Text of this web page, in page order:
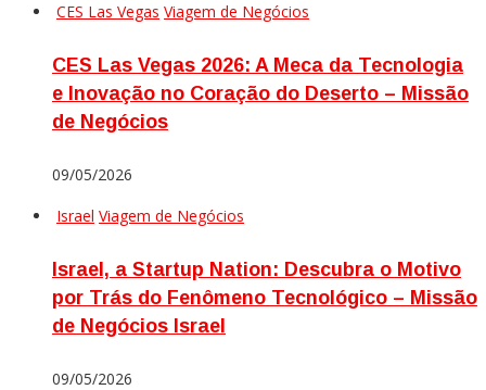
CES Las Vegas Viagem de Negócios
CES Las Vegas 2026: A Meca da Tecnologia
e Inovação no Coração do Deserto – Missão
de Negócios
09/05/2026
Israel Viagem de Negócios
Israel, a Startup Nation: Descubra o Motivo
por Trás do Fenômeno Tecnológico – Missão
de Negócios Israel
09/05/2026